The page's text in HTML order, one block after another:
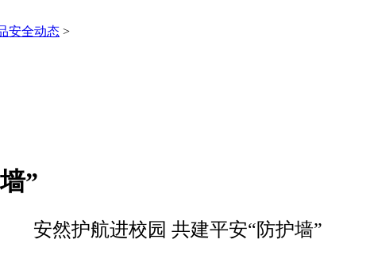
安全动态 >
”
安然护航进校园 共建平安“防护墙”